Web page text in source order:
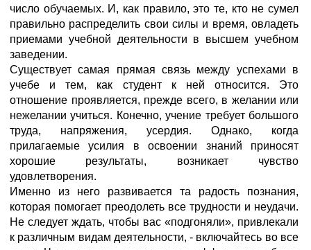
число обучаемых. И, как правило, это те, кто не сумел
правильно распределить свои силы и время, овладеть
приемами учебной деятельности в высшем учебном
заведении.
Существует самая прямая связь между успехами в
учебе и тем, как студент к ней относится. Это
отношение проявляется, прежде всего, в желании или
нежелании учиться. Конечно, учение требует большого
труда, напряжения, усердия. Однако, когда
прилагаемые усилия в освоении знаний приносят
хорошие результаты, возникает чувство
удовлетворения.
Именно из него развивается та радость познания,
которая помогает преодолеть все трудности и неудачи.
Не следует ждать, чтобы вас «подгоняли», привлекали
к различным видам деятельности, - включайтесь во все